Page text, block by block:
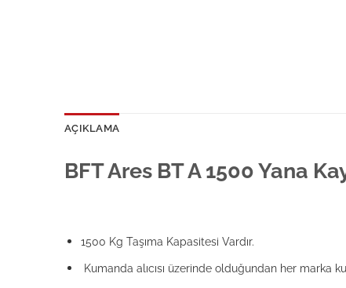
AÇIKLAMA
BFT Ares BT A 1500 Yana
1500 Kg Taşıma Kapasitesi Vardır.
Kumanda alıcısı üzerinde olduğundan her marka